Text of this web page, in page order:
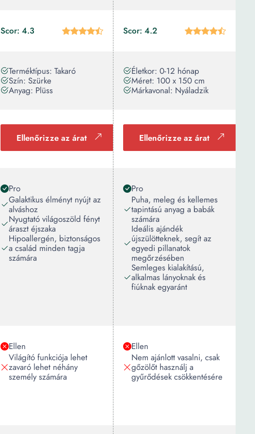
Scor: 4.3
Terméktípus: Takaró
Szín: Szürke
Anyag: Plüss
Ellenőrizze az árat
Pro
Galaktikus élményt nyújt az
alváshoz
Nyugtató világoszöld fényt
áraszt éjszaka
Hipoallergén, biztonságos
a család minden tagja
számára
Ellen
Világító funkciója lehet
zavaró lehet néhány
személy számára
Scor: 4.2
Életkor: 0-12 hónap
Méret: 100 x 150 cm
Márkavonal: Nyáladzik
Ellenőrizze az árat
Pro
Puha, meleg és kellemes
tapintású anyag a babák
számára
Ideális ajándék
újszülötteknek, segít az
egyedi pillanatok
megőrzésében
Semleges kialakítású,
alkalmas lányoknak és
fiúknak egyaránt
Ellen
Nem ajánlott vasalni, csak
gőzölőt használj a
gyűrődések csökkentésére